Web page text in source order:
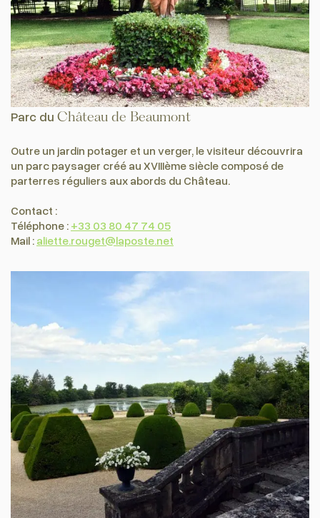
Parc du Château de Beaumont
Outre un jardin potager et un verger, le visiteur découvrira
un parc paysager créé au XVIIIème siècle composé de
parterres réguliers aux abords du Château.
Contact :
Téléphone : +33 03 80 47 74 05
Mail : aliette.rouget@laposte.net